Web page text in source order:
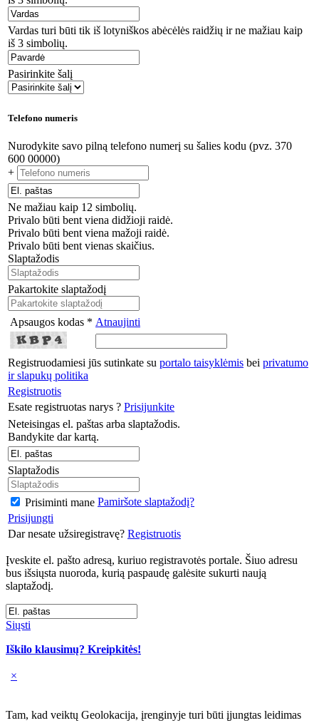
Vardas turi būti tik iš lotyniškos abėcėlės raidžių ir ne mažiau kaip
iš 3 simbolių.
Pasirinkite šalį
Telefono numeris
Nurodykite savo pilną telefono numerį su šalies kodu (pvz. 370
600 00000)
+
Ne mažiau kaip 12 simbolių.
Privalo būti bent viena didžioji raidė.
Privalo būti bent viena mažoji raidė.
Privalo būti bent vienas skaičius.
Slaptažodis
Pakartokite slaptažodį
Apsaugos kodas * Atnaujinti
Registruodamiesi jūs sutinkate su portalo taisyklėmis bei privatumo
ir slapukų politika
Registruotis
Esate registruotas narys ? Prisijunkite
Neteisingas el. paštas arba slaptažodis.
Bandykite dar kartą.
Slaptažodis
Prisiminti mane Pamiršote slaptažodį?
Prisijungti
Dar nesate užsiregistravę? Registruotis
Įveskite el. pašto adresą, kuriuo registravotės portale. Šiuo adresu
bus išsiųsta nuoroda, kurią paspaudę galėsite sukurti naują
slaptažodį.
Siųsti
Iškilo klausimų? Kreipkitės!
×
Tam, kad veiktų Geolokacija, įrenginyje turi būti įjungtas leidimas